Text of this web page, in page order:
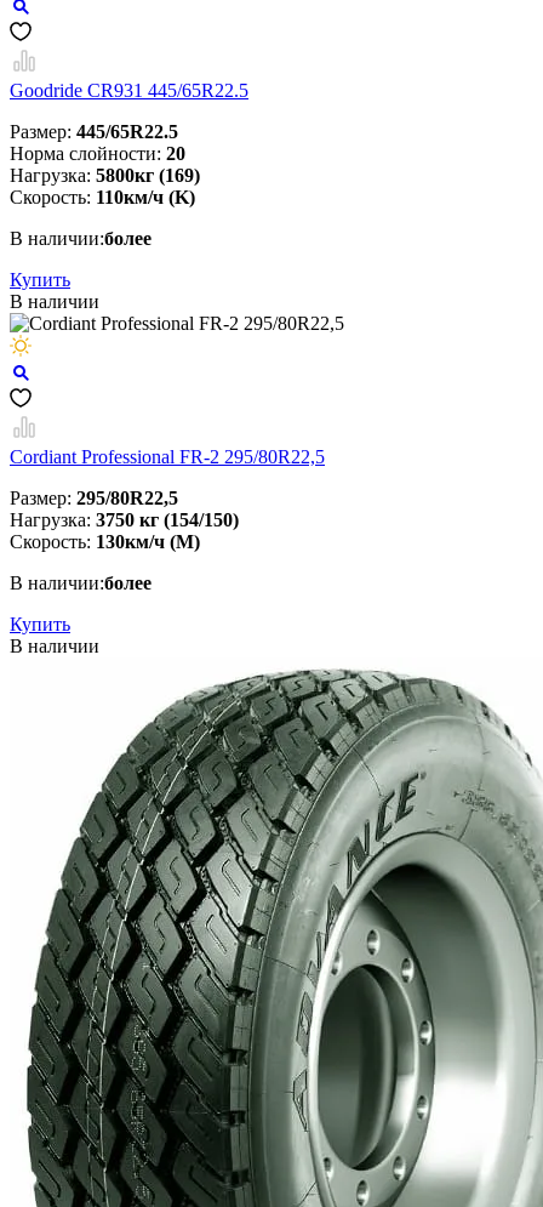
Goodride CR931 445/65R22.5
Размер: 445/65R22.5
Норма слойности: 20
Нагрузка: 5800кг (169)
Скорость: 110км/ч (K)
В наличии:более
Купить
В наличии
Cordiant Professional FR-2 295/80R22,5
Размер: 295/80R22,5
Нагрузка: 3750 кг (154/150)
Скорость: 130км/ч (M)
В наличии:более
Купить
В наличии